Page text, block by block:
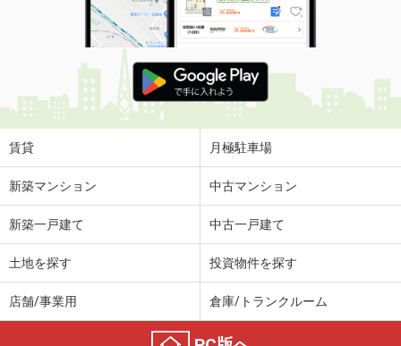
賃貸 月極駐車場
新築マンション 中古マンション
新築一戸建て 中古一戸建て
土地を探す 投資物件を探す
店舗/事業用 倉庫/トランクルーム